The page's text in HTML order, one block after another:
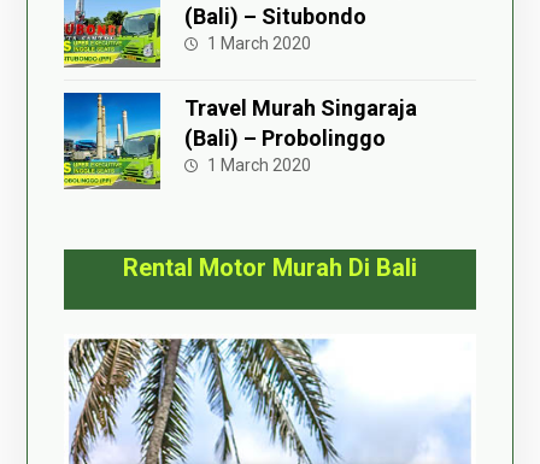
(Bali) – Situbondo
1 March 2020
Travel Murah Singaraja
(Bali) – Probolinggo
1 March 2020
Rental Motor Murah Di Bali